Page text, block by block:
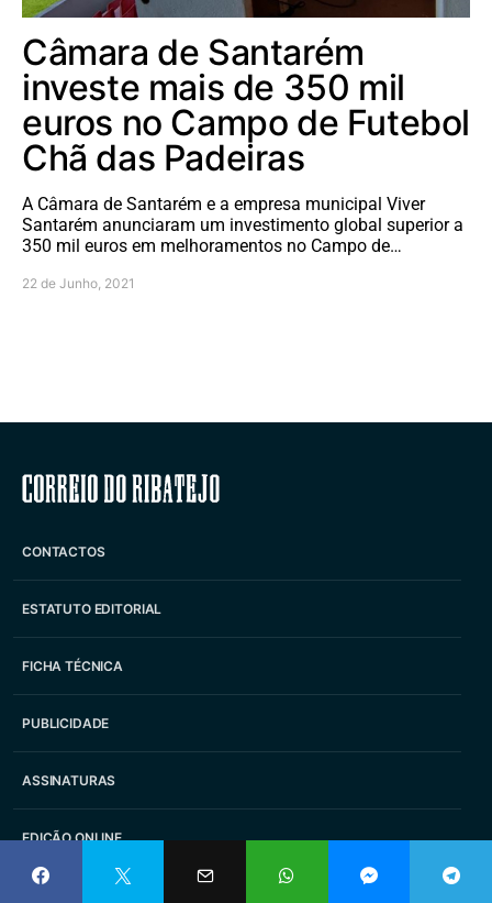
Câmara de Santarém
investe mais de 350 mil
euros no Campo de Futebol
Chã das Padeiras
A Câmara de Santarém e a empresa municipal Viver
Santarém anunciaram um investimento global superior a
350 mil euros em melhoramentos no Campo de…
22 de Junho, 2021
Correio do Ribatejo
CONTACTOS
ESTATUTO EDITORIAL
FICHA TÉCNICA
PUBLICIDADE
ASSINATURAS
EDIÇÃO ONLINE